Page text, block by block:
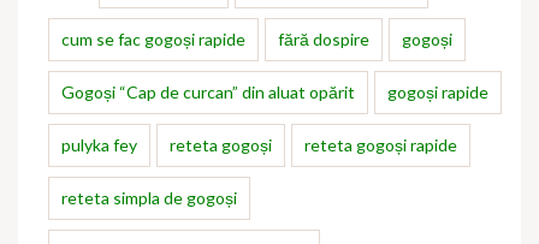
cum se fac gogoși rapide fără dospire gogoși
Gogoși “Cap de curcan” din aluat opărit gogoși rapide
pulyka fey reteta gogoși reteta gogoși rapide
reteta simpla de gogoși